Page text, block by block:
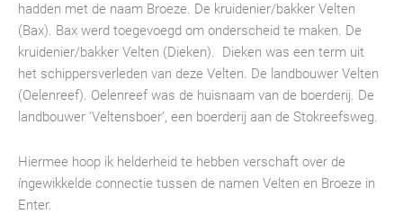
hadden met de naam Broeze. De kruidenier/bakker Velten
(Bax). Bax werd toegevoegd om onderscheid te maken. De
kruidenier/bakker Velten (Dieken). Dieken was een term uit
het schippersverleden van deze Velten. De landbouwer Velten
(Oelenreef). Oelenreef was de huisnaam van de boerderij. De
landbouwer ‘Veltensboer’, een boerderij aan de Stokreefsweg.
Hiermee hoop ik helderheid te hebben verschaft over de
íngewikkelde connectie tussen de namen Velten en Broeze in
Enter.